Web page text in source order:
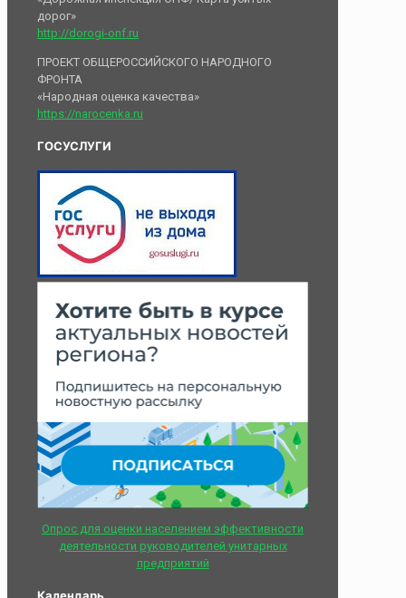
дорог»
http://dorogi-onf.ru
ПРОЕКТ ОБЩЕРОССИЙСКОГО НАРОДНОГО
ФРОНТА
«Народная оценка качества»
https://narocenka.ru
ГОСУСЛУГИ
Опрос для оценки населением эффективности
деятельности руководителей унитарных
предприятий
Календарь